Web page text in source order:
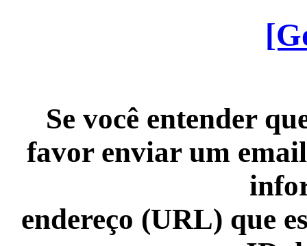
Se você entender
favor enviar um
endereço (URL) que